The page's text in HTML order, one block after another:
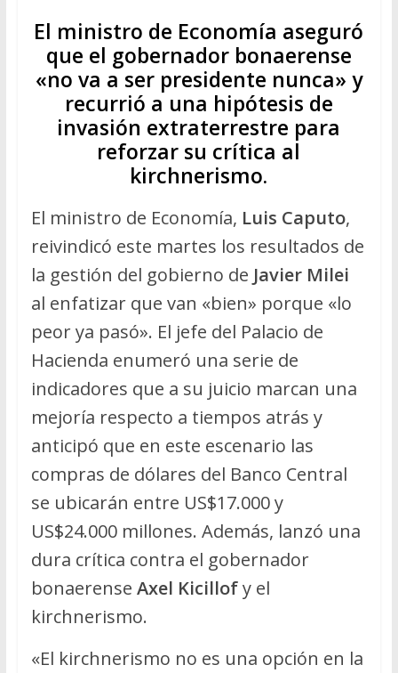
El ministro de Economía aseguró
que el gobernador bonaerense
«no va a ser presidente nunca» y
recurrió a una hipótesis de
invasión extraterrestre para
reforzar su crítica al
kirchnerismo.
El ministro de Economía, Luis Caputo,
reivindicó este martes los resultados de
la gestión del gobierno de Javier Milei
al enfatizar que van «bien» porque «lo
peor ya pasó». El jefe del Palacio de
Hacienda enumeró una serie de
indicadores que a su juicio marcan una
mejoría respecto a tiempos atrás y
anticipó que en este escenario las
compras de dólares del Banco Central
se ubicarán entre US$17.000 y
US$24.000 millones. Además, lanzó una
dura crítica contra el gobernador
bonaerense Axel Kicillofy el
kirchnerismo.
«El kirchnerismo no es una opción en la